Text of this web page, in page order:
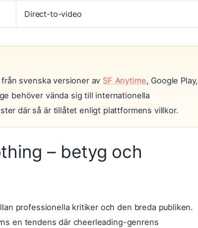
Direct-to-video
svenska versioner av SF Anytime, Google Play,
behöver vända sig till internationella
där så är tillåtet enligt plattformens villkor.
– betyg och
professionella kritiker och den breda publiken.
en tendens där cheerleading-genrens